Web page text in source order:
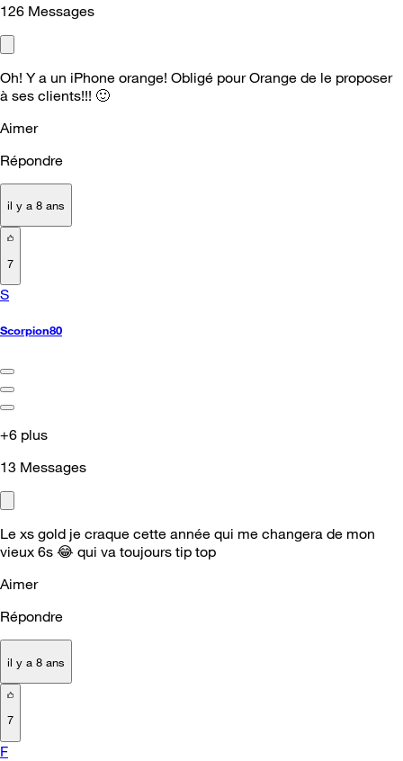
126 Messages
Oh! Y a un iPhone orange! Obligé pour Orange de le proposer
à ses clients!!! 🙂
Aimer
Répondre
il y a 8 ans
7
S
Scorpion80
+6 plus
13 Messages
Le xs gold je craque cette année qui me changera de mon
vieux 6s 😂 qui va toujours tip top
Aimer
Répondre
il y a 8 ans
7
F